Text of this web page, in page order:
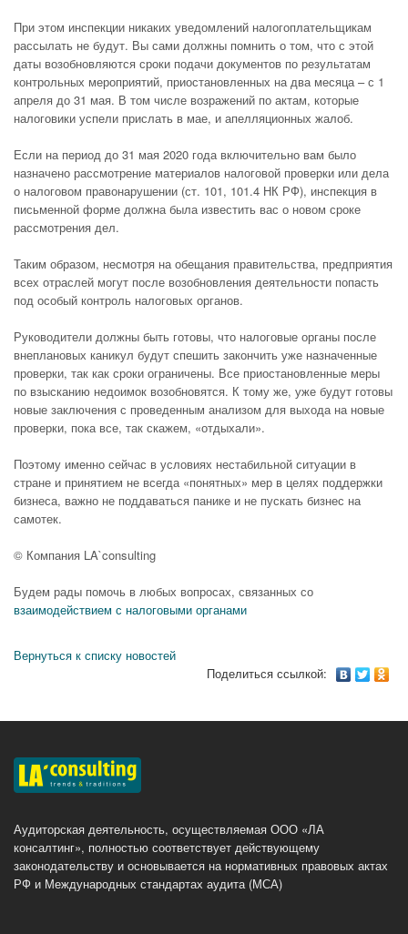
При этом инспекции никаких уведомлений налогоплательщикам
рассылать не будут. Вы сами должны помнить о том, что с этой
даты возобновляются сроки подачи документов по результатам
контрольных мероприятий, приостановленных на два месяца – с 1
апреля до 31 мая. В том числе возражений по актам, которые
налоговики успели прислать в мае, и апелляционных жалоб.
Если на период до 31 мая 2020 года включительно вам было
назначено рассмотрение материалов налоговой проверки или дела
о налоговом правонарушении (ст. 101, 101.4 НК РФ), инспекция в
письменной форме должна была известить вас о новом сроке
рассмотрения дел.
Таким образом, несмотря на обещания правительства, предприятия
всех отраслей могут после возобновления деятельности попасть
под особый контроль налоговых органов.
Руководители должны быть готовы, что налоговые органы после
внеплановых каникул будут спешить закончить уже назначенные
проверки, так как сроки ограничены. Все приостановленные меры
по взысканию недоимок возобновятся. К тому же, уже будут готовы
новые заключения с проведенным анализом для выхода на новые
проверки, пока все, так скажем, «отдыхали».
Поэтому именно сейчас в условиях нестабильной ситуации в
стране и принятием не всегда «понятных» мер в целях поддержки
бизнеса, важно не поддаваться панике и не пускать бизнес на
самотек.
© Компания LA`consulting
Будем рады помочь в любых вопросах, связанных со
взаимодействием с налоговыми органами
Вернуться к списку новостей
Поделиться ссылкой:
Аудиторская деятельность, осуществляемая ООО «ЛА
консалтинг», полностью соответствует действующему
законодательству и основывается на нормативных правовых актах
РФ и Международных стандартах аудита (МСА)